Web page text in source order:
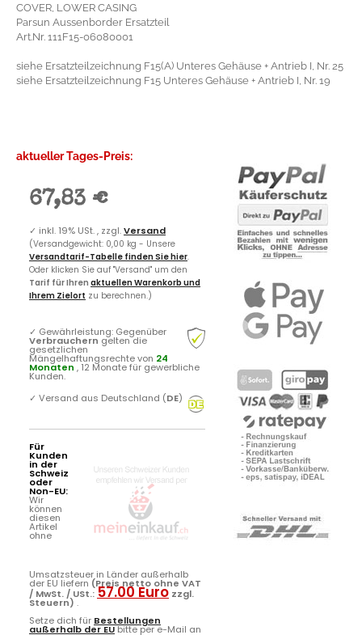
COVER, LOWER CASING
Parsun Aussenborder Ersatzteil
Art.Nr. 111F15-06080001
siehe Ersatzteilzeichnung F15(A) Unteres Gehäuse + Antrieb I, Nr. 25
siehe Ersatzteilzeichnung F15 Unteres Gehäuse + Antrieb I, Nr. 19
aktueller Tages-Preis:
67,83 €
✓ inkl. 19% USt. , zzgl.Versand
(Versandgewicht: 0,00 kg - Unsere
Versandtarif-Tabelle finden Sie hier.
Oder klicken Sie auf "Versand" um den
Tarif für Ihren aktuellen Warenkorb und
Ihrem Zielort zu berechnen.)
✓ Gewährleistung: Gegenüber
Verbrauchern gelten die
gesetzlichen
Mängelhaftungsrechte von 24
Monaten , 12 Monate für gewerbliche
Kunden.
✓ Versand aus Deutschland (DE)
Für
Kunden
in der
Schweiz
oder
Non-EU:
Wir
können
diesen
Artikel
ohne
Umsatzsteuer in Länder außerhalb
der EU liefern (Preis netto ohne VAT
/ MwSt. / USt.:57.00 Euro zzgl.
Steuern) .
Setze dich für Bestellungen
außerhalb der EUbitte per e-Mail an